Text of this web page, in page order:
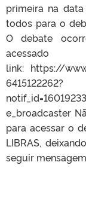
primeira na
todos para o
O debate
link: https://
6415122262?
e_broadcaster
para acessar o
LIBRAS,
seguir